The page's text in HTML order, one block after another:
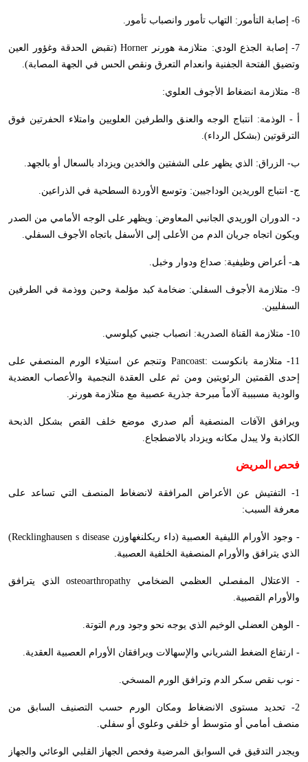
6- إصابة التأمور: التهاب تأمور وانصباب تأمور.
7- إصابة الجذع الودي: متلازمة هورنر Horner (تقبض الحدقة وغؤور العين
وتضيق الفتحة الجفنية وانعدام التعرق ونقص الحس في الجهة المصابة).
8- متلازمة انضغاط الأجوف العلوي:
أ - الوذمة: انتباج الوجه والعنق والطرفين العلويين وامتلاء الحفرتين فوق
الترقوتين (بشكل الرداء).
ب- الزراق: الذي يظهر على الشفتين والخدين ويزداد بالسعال أو بالجهد.
ج- انتباج الوريدين الوداجيين: وتوسع الأوردة السطحية في الذراعين.
د- الدوران الوريدي الجانبي المعاوض: ويظهر على الوجه الأمامي من الصدر
ويكون اتجاه جريان الدم من الأعلى إلى الأسفل باتجاه الأجوف السفلي.
هـ- أعراض وظيفية: صداع ودوار وخبل.
9- متلازمة الأجوف السفلي: ضخامة كبد مؤلمة وحبن ووذمة في الطرفين
السفليين.
10- متلازمة القناة الصدرية: انصباب جنبي كيلوسي.
11- متلازمة بانكوست : Pancoast وتنجم عن استيلاء الورم المنصفي على
إحدى القمتين الرئويتين ومن ثم على العقدة النجمية والأعصاب العضدية
والودية مسبببة آلاماً مبرحة جذرية عصبية مع متلازمة هورنر.
ويرافق الآفات المنصفية ألم صدري موضع خلف القص بشكل الذبحة
الكاذبة ولا يبدل مكانه ويزداد بالاضطجاع.
فحص المريض
1- التفتيش عن الأعراض المرافقة لانضغاط المنصف التي تساعد على
معرفة السبب:
- وجود الأورام الليفية العصبية (داء ريكلنغهاوزنRecklinghausen s disease
)
الذي يترافق والأورام المنصفية الخلفية العصبية.
- الاعتلال المفصلي العظمي الضخامي osteoarthropathyالذي يترافق
والأورام القصبية.
- الوهن العضلي الوخيم الذي يوجه نحو وجود ورم التوتة.
- ارتفاع الضغط الشرياني والإسهالات ويرافقان الأورام العصبية العقدية.
- نوب نقص سكر الدم وترافق الورم المسخي.
2- تحديد مستوى الانضغاط ومكان الورم حسب التصنيف السابق من
منصف أمامي أو متوسط أو خلفي وعلوي أو سفلي.
ويجدر التدقيق في السوابق المرضية وفحص الجهاز القلبي الوعائي والجهاز